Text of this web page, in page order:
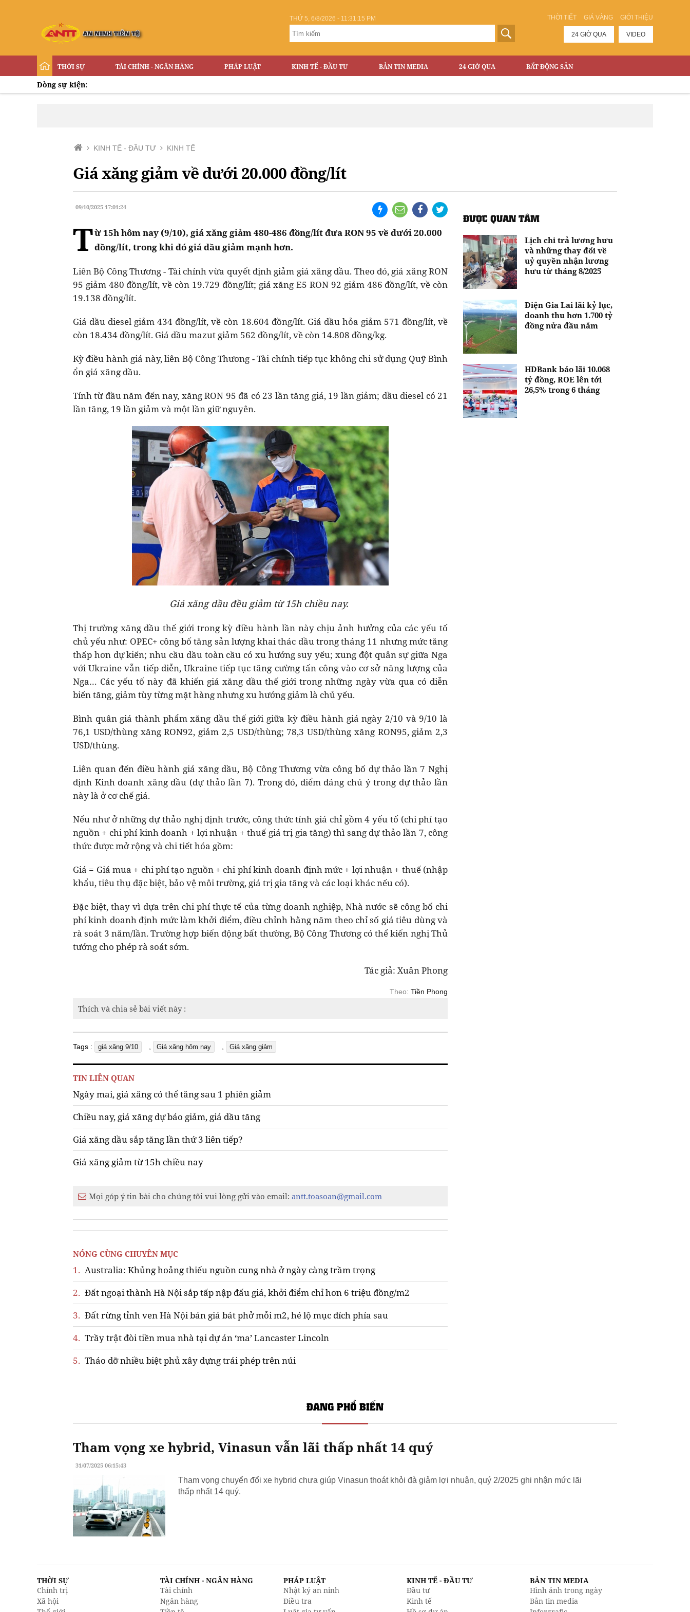
THỜI TIẾT GIÁ VÀNG GIỚI THIỆU
THỨ 5, 6/8/2026 - 11:31:16 PM
24 GIỜ QUA VIDEO
THỜI SỰ TÀI CHÍNH - NGÂN HÀNG PHÁP LUẬT KINH TẾ - ĐẦU TƯ BẢN TIN MEDIA 24 GIỜ QUA BẤT ĐỘNG SẢN
Dòng sự kiện:
KINH TẾ - ĐẦU TƯ KINH TẾ
Giá xăng giảm về dưới 20.000 đồng/lít
09/10/2025 17:01:24
Từ 15h hôm nay (9/10), giá xăng giảm 480-486 đồng/lít đưa RON 95 về dưới 20.000
đồng/lít, trong khi đó giá dầu giảm mạnh hơn.
Liên Bộ Công Thương - Tài chính vừa quyết định giảm giá xăng dầu. Theo đó, giá xăng RON
95 giảm 480 đồng/lít, về còn 19.729 đồng/lít; giá xăng E5 RON 92 giảm 486 đồng/lít, về còn
19.138 đồng/lít.
Giá dầu diesel giảm 434 đồng/lít, về còn 18.604 đồng/lít. Giá dầu hỏa giảm 571 đồng/lít, về
còn 18.434 đồng/lít. Giá dầu mazut giảm 562 đồng/lít, về còn 14.808 đồng/kg.
Kỳ điều hành giá này, liên Bộ Công Thương - Tài chính tiếp tục không chi sử dụng Quỹ Bình
ổn giá xăng dầu.
Tính từ đầu năm đến nay, xăng RON 95 đã có 23 lần tăng giá, 19 lần giảm; dầu diesel có 21
lần tăng, 19 lần giảm và một lần giữ nguyên.
Giá xăng dầu đều giảm từ 15h chiều nay.
Thị trường xăng dầu thế giới trong kỳ điều hành lần này chịu ảnh hưởng của các yếu tố
chủ yếu như: OPEC+ công bố tăng sản lượng khai thác dầu trong tháng 11 nhưng mức tăng
thấp hơn dự kiến; nhu cầu dầu toàn cầu có xu hướng suy yếu; xung đột quân sự giữa Nga
với Ukraine vẫn tiếp diễn, Ukraine tiếp tục tăng cường tấn công vào cơ sở năng lượng của
Nga… Các yếu tố này đã khiến giá xăng dầu thế giới trong những ngày vừa qua có diễn
biến tăng, giảm tùy từng mặt hàng nhưng xu hướng giảm là chủ yếu.
Bình quân giá thành phẩm xăng dầu thế giới giữa kỳ điều hành giá ngày 2/10 và 9/10 là
76,1 USD/thùng xăng RON92, giảm 2,5 USD/thùng; 78,3 USD/thùng xăng RON95, giảm 2,3
USD/thùng.
Liên quan đến điều hành giá xăng dầu, Bộ Công Thương vừa công bố dự thảo lần 7 Nghị
định Kinh doanh xăng dầu (dự thảo lần 7). Trong đó, điểm đáng chú ý trong dự thảo lần
này là ở cơ chế giá.
Nếu như ở những dự thảo nghị định trước, công thức tính giá chỉ gồm 4 yếu tố (chi phí tạo
nguồn + chi phí kinh doanh + lợi nhuận + thuế giá trị gia tăng) thì sang dự thảo lần 7, công
thức được mở rộng và chi tiết hóa gồm:
Giá = Giá mua + chi phí tạo nguồn + chi phí kinh doanh định mức + lợi nhuận + thuế (nhập
khẩu, tiêu thụ đặc biệt, bảo vệ môi trường, giá trị gia tăng và các loại khác nếu có).
Đặc biệt, thay vì dựa trên chi phí thực tế của từng doanh nghiệp, Nhà nước sẽ công bố chi
phí kinh doanh định mức làm khởi điểm, điều chỉnh hằng năm theo chỉ số giá tiêu dùng và
rà soát 3 năm/lần. Trường hợp biến động bất thường, Bộ Công Thương có thể kiến nghị Thủ
tướng cho phép rà soát sớm.
Tác giả: Xuân Phong
Theo: Tiền Phong
Thích và chia sẻ bài viết này :
Tags : giá xăng 9/10 Giá xăng hôm nay Giá xăng giảm
TIN LIÊN QUAN
Ngày mai, giá xăng có thể tăng sau 1 phiên giảm
Chiều nay, giá xăng dự báo giảm, giá dầu tăng
Giá xăng dầu sắp tăng lần thứ 3 liên tiếp?
Giá xăng giảm từ 15h chiều nay
Mọi góp ý tin bài cho chúng tôi vui lòng gửi vào email: antt.toasoan@gmail.com
NÓNG CÙNG CHUYÊN MỤC
1. Australia: Khủng hoảng thiếu nguồn cung nhà ở ngày càng trầm trọng
2. Đất ngoại thành Hà Nội sắp tấp nập đấu giá, khởi điểm chỉ hơn 6 triệu đồng/m2
3. Đất rừng tỉnh ven Hà Nội bán giá bát phở mỗi m2, hé lộ mục đích phía sau
4. Trầy trật đòi tiền mua nhà tại dự án ‘ma’ Lancaster Lincoln
5. Tháo dỡ nhiều biệt phủ xây dựng trái phép trên núi
ĐƯỢC QUAN TÂM
Lịch chi trả lương hưu
và những thay đổi về
uỷ quyền nhận lương
hưu từ tháng 8/2025
Điện Gia Lai lãi kỷ lục,
doanh thu hơn 1.700 tỷ
đồng nửa đầu năm
HDBank báo lãi 10.068
tỷ đồng, ROE lên tới
26,5% trong 6 tháng
ĐANG PHỔ BIẾN
Tham vọng xe hybrid, Vinasun vẫn lãi thấp nhất 14 quý
31/07/2025 06:15:43
Tham vọng chuyển đổi xe hybrid chưa giúp Vinasun thoát khỏi đà giảm lợi nhuận, quý 2/2025 ghi nhận mức lãi
thấp nhất 14 quý.
THỜI SỰ
Chính trị
Xã hội
TÀI CHÍNH - NGÂN HÀNG
Tài chính
Ngân hàng
PHÁP LUẬT
Nhật ký an ninh
Điều tra
KINH TẾ - ĐẦU TƯ
Đầu tư
Kinh tế
BẢN TIN MEDIA
Hình ảnh trong ngày
Bản tin media